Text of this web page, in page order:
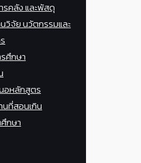
รคลัง และพัสดุ
วิจัย นวัตกรรมและ
ศึกษา
อหลักสูตร
นที่สอนเกิน
กษา